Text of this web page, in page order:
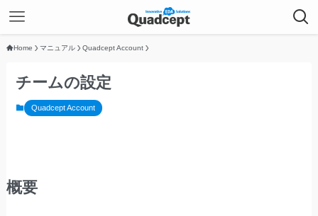
Home マニュアル Quadcept Account
チームの設定
Quadcept Account
概要